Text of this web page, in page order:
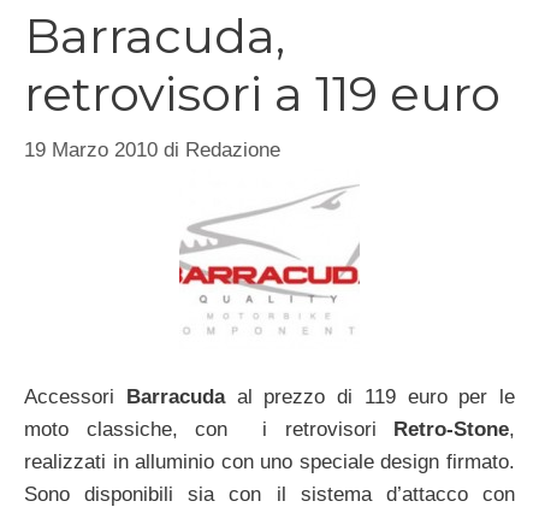
Barracuda,
retrovisori a 119 euro
19 Marzo 2010 di Redazione
Accessori Barracuda al prezzo di 119 euro per le
moto classiche, con i retrovisori Retro-Stone,
realizzati in alluminio con uno speciale design firmato.
Sono disponibili sia con il sistema d’attacco con